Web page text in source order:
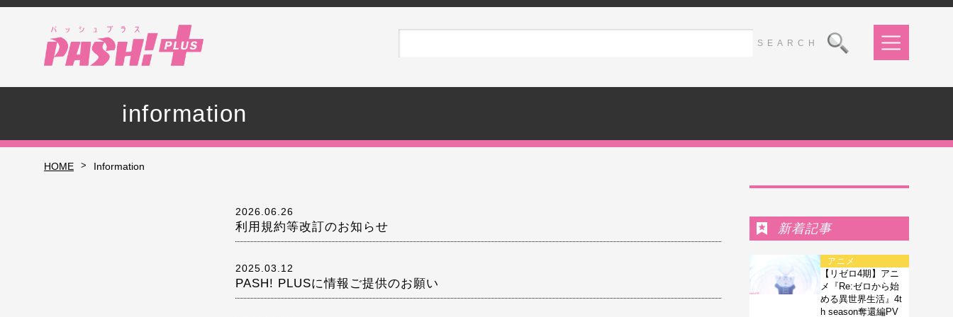
information
HOME > Information
2026.06.26
利用規約等改訂のお知らせ
2025.03.12
PASH! PLUSに情報ご提供のお願い
新着記事
アニメ
【リゼロ4期】アニ
メ『Re:ゼロから始
める異世界生活』4t
h season奪還編PV